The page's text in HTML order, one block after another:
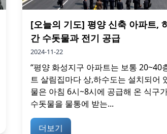
[오늘의 기도] 평양 신축 아파트,
간 수돗물과 전기 공급
2024-11-22
“평양 화성지구 아파트는 보통 20~40
트 살림집마다 상,하수도는 설치되어
물은 아침 6시~8시에 공급해 온 식구
수돗물을 물통에 받는...
더보기